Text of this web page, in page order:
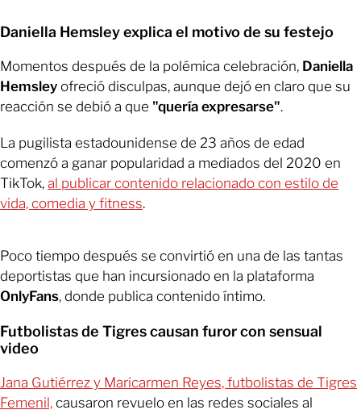
Daniella Hemsley explica el motivo de su festejo
Momentos después de la polémica celebración, Daniella
Hemsley ofreció disculpas, aunque dejó en claro que su
reacción se debió a que "quería expresarse".
La pugilista estadounidense de 23 años de edad
comenzó a ganar popularidad a mediados del 2020 en
TikTok, al publicar contenido relacionado con estilo de
vida, comedia y fitness.
Poco tiempo después se convirtió en una de las tantas
deportistas que han incursionado en la plataforma
OnlyFans, donde publica contenido íntimo.
Futbolistas de Tigres causan furor con sensual
video
Jana Gutiérrez y Maricarmen Reyes, futbolistas de Tigres
Femenil, causaron revuelo en las redes sociales al